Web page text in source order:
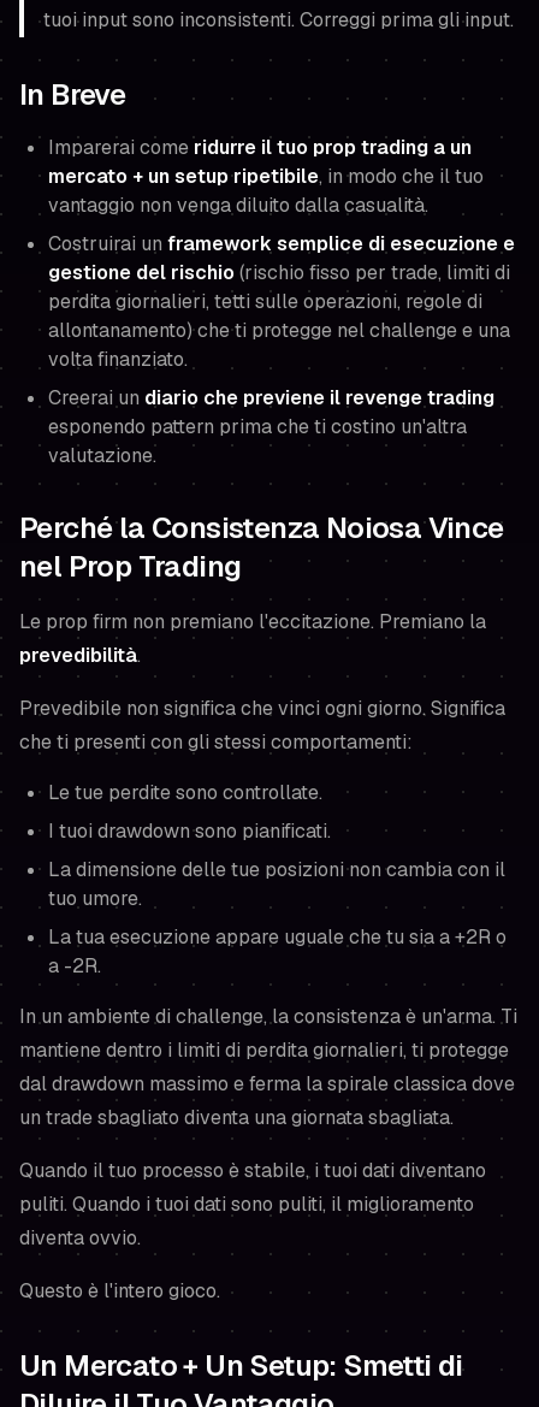
tuoiinputsono inconsistenti. Correggi prima gli input.
In Breve
Imparerai come ridurre il tuo prop trading a un
mercato + un setup ripetibile, in modo che il tuo
vantaggio non venga diluito dalla casualità.
Costruirai un framework semplice di esecuzione e
gestione del rischio(rischio fisso per trade, limiti di
perdita giornalieri, tetti sulle operazioni, regole di
allontanamento) che ti protegge nel challenge e una
volta finanziato.
Creerai un diario che previene il revenge trading
esponendo pattern primache ti costino un'altra
valutazione.
Perché la Consistenza Noiosa Vince
nel Prop Trading
Le prop firm non premiano l'eccitazione. Premiano la
prevedibilità.
Prevedibile non significa che vinci ogni giorno. Significa
che ti presenti con gli stessi comportamenti:
Le tue perdite sono controllate.
I tuoi drawdown sono pianificati.
La dimensione delle tue posizioni non cambia con il
tuo umore.
La tua esecuzione appare uguale che tu sia a +2R o
a -2R.
In un ambiente di challenge, la consistenza è un'arma. Ti
mantiene dentro i limiti di perdita giornalieri, ti protegge
dal drawdown massimo e ferma la spirale classica dove
un trade sbagliato diventa una giornata sbagliata.
Quando il tuo processo è stabile, i tuoi dati diventano
puliti. Quando i tuoi dati sono puliti, il miglioramento
diventa ovvio.
Questo è l'intero gioco.
Un Mercato + Un Setup: Smetti di